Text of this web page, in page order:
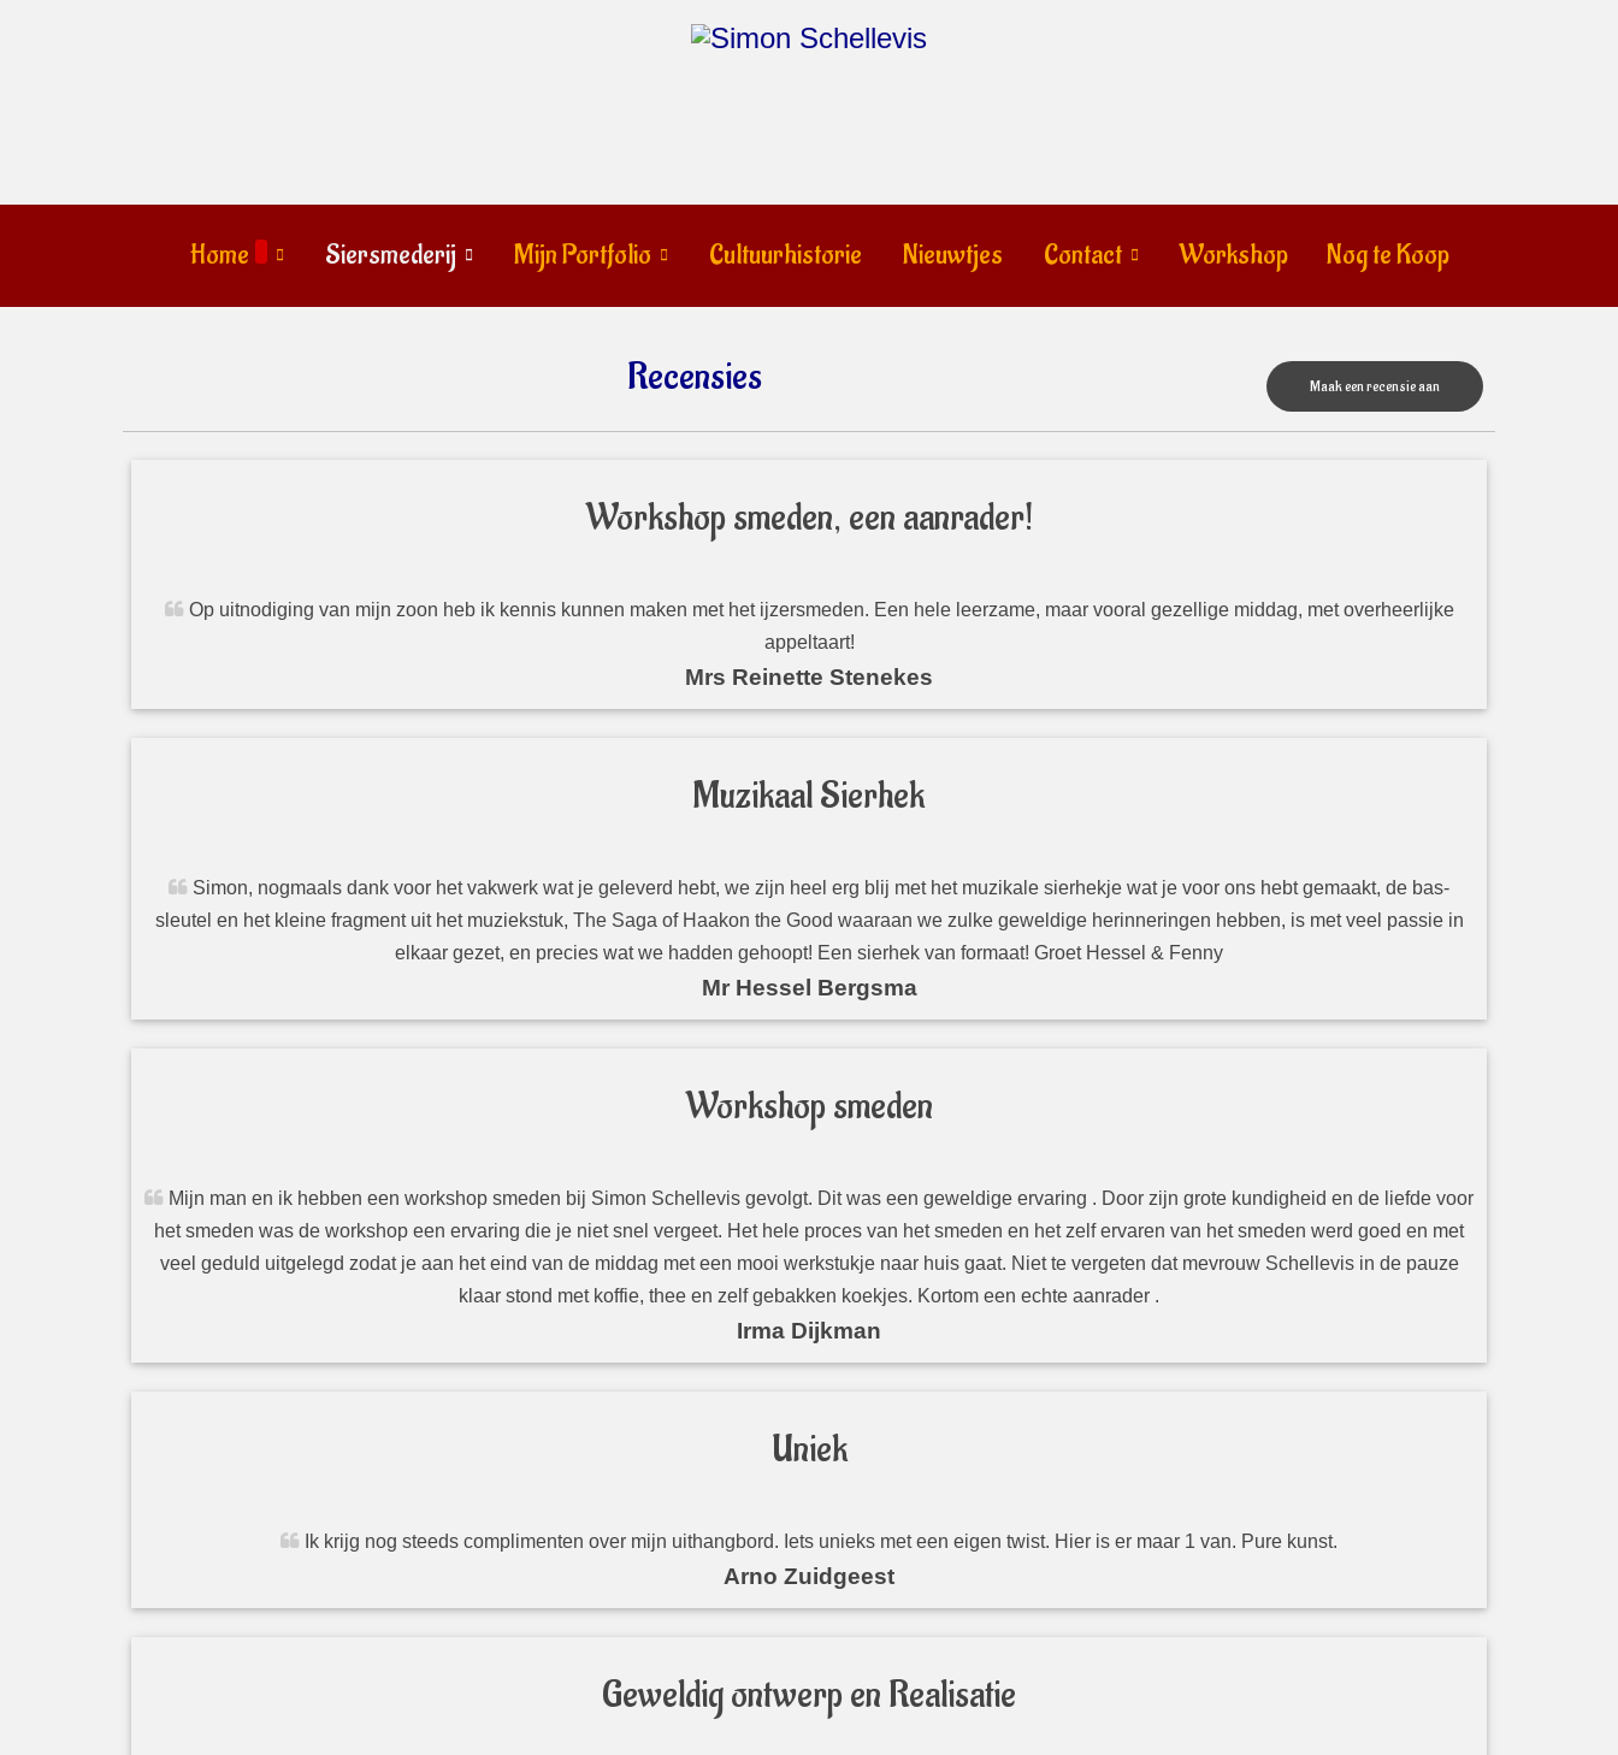
Home Siersmederij Mijn Portfolio Cultuurhistorie Nieuwtjes Contact Workshop Nog te Koop
Recensies Maak een recensie aan
Workshop smeden, een aanrader!
Op uitnodiging van mijn zoon heb ik kennis kunnen maken met het ijzersmeden. Een hele leerzame, maar vooral gezellige middag, met overheerlijke
appeltaart!
Mrs Reinette Stenekes
Muzikaal Sierhek
Simon, nogmaals dank voor het vakwerk wat je geleverd hebt, we zijn heel erg blij met het muzikale sierhekje wat je voor ons hebt gemaakt, de bas-
sleutel en het kleine fragment uit het muziekstuk, The Saga of Haakon the Good waaraan we zulke geweldige herinneringen hebben, is met veel passie in
elkaar gezet, en precies wat we hadden gehoopt! Een sierhek van formaat! Groet Hessel & Fenny
Mr Hessel Bergsma
Workshop smeden
Mijn man en ik hebben een workshop smeden bij Simon Schellevis gevolgt. Dit was een geweldige ervaring . Door zijn grote kundigheid en de liefde voor
het smeden was de workshop een ervaring die je niet snel vergeet. Het hele proces van het smeden en het zelf ervaren van het smeden werd goed en met
veel geduld uitgelegd zodat je aan het eind van de middag met een mooi werkstukje naar huis gaat. Niet te vergeten dat mevrouw Schellevis in de pauze
klaar stond met koffie, thee en zelf gebakken koekjes. Kortom een echte aanrader .
Irma Dijkman
Uniek
Ik krijg nog steeds complimenten over mijn uithangbord. Iets unieks met een eigen twist. Hier is er maar 1 van. Pure kunst.
Arno Zuidgeest
Geweldig ontwerp en Realisatie